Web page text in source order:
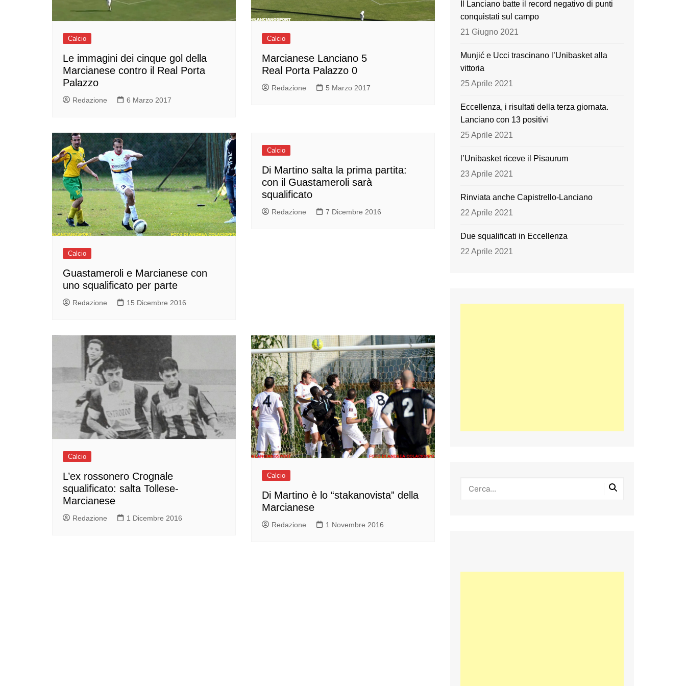
Calcio
Le immagini dei cinque gol della
Marcianese contro il Real Porta
Palazzo
Redazione 6 Marzo 2017
Calcio
Marcianese Lanciano 5
Real Porta Palazzo 0
Redazione 5 Marzo 2017
Calcio
Guastameroli e Marcianese con
uno squalificato per parte
Redazione 15 Dicembre 2016
Calcio
Di Martino salta la prima partita:
con il Guastameroli sarà
squalificato
Redazione 7 Dicembre 2016
Calcio
L’ex rossonero Crognale
squalificato: salta Tollese-
Marcianese
Redazione 1 Dicembre 2016
Calcio
Di Martino è lo “stakanovista” della
Marcianese
Redazione 1 Novembre 2016
o
k
e
Il Lanciano batte il record negativo di punti
conquistati sul campo
21 Giugno 2021
Munjić e Ucci trascinano l’Unibasket alla
vittoria
25 Aprile 2021
Eccellenza, i risultati della terza giornata.
Lanciano con 13 positivi
25 Aprile 2021
l’Unibasket riceve il Pisaurum
23 Aprile 2021
Rinviata anche Capistrello-Lanciano
22 Aprile 2021
Due squalificati in Eccellenza
22 Aprile 2021